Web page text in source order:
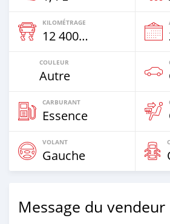
KILOMÉTRAGE
12 400 Km
COULEUR
Autre
CARBURANT
Essence
VOLANT
Gauche
Message du vendeur